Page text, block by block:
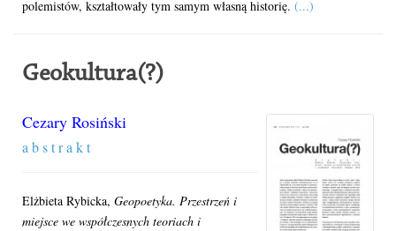
polemistów, kształtowały tym samym własną historię. (...)
Geokultura(?)
Cezary Rosiński
a b s t r a k t
Elżbieta Rybicka, Geopoetyka. Przestrzeń i
miejsce we współczesnych teoriach i